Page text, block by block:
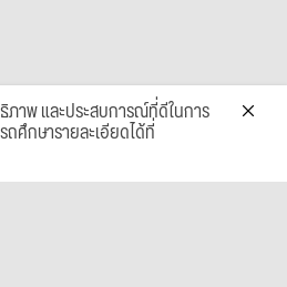
ภาพ และประสบการณ์ที่ดีในการ
ศึกษารายละเอียดได้ที่